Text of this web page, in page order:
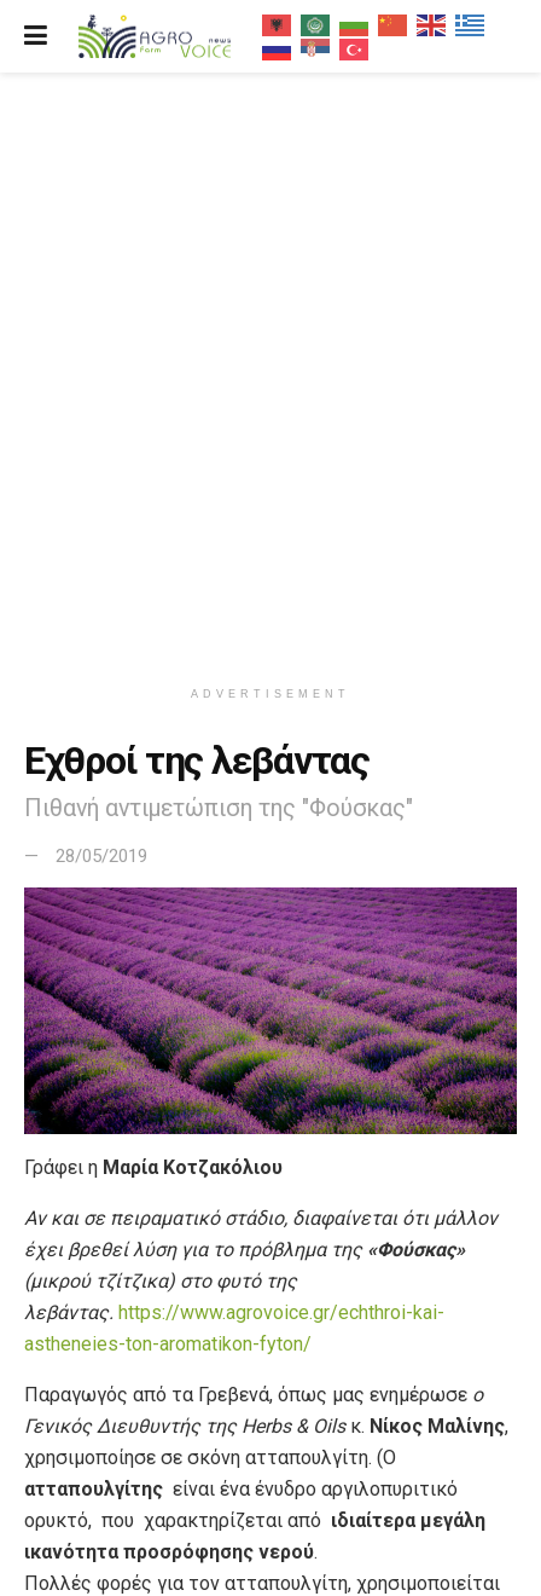
ADVERTISEMENT
Εχθροί της λεβάντας
Πιθανή αντιμετώπιση της "Φούσκας"
28/05/2019
Γράφει η Μαρία Κοτζακόλιου
Αν και σε πειραματικό στάδιο, διαφαίνεται ότι μάλλον
έχει βρεθεί λύση για το πρόβλημα της «Φούσκας»
(μικρού τζίτζικα) στο φυτό της
λεβάντας. https://www.agrovoice.gr/echthroi-kai-
astheneies-ton-aromatikon-fyton/
Παραγωγός από τα Γρεβενά, όπως μας ενημέρωσε ο
Γενικός Διευθυντής της Herbs & Oilsκ. Νίκος Μαλίνης,
χρησιμοποίησε σε σκόνη ατταπουλγίτη. (Ο
ατταπουλγίτης είναι ένα ένυδρο αργιλοπυριτικό
ορυκτό, που χαρακτηρίζεται από ιδιαίτερα μεγάλη
ικανότητα προσρόφησης νερού.
Πολλές φορές για τον ατταπουλγίτη, χρησιμοποιείται